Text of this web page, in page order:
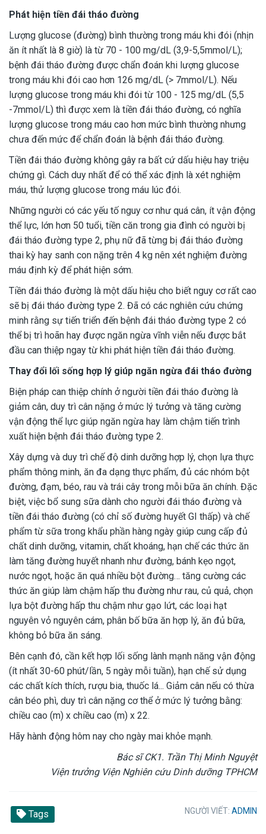
Phát hiện tiền đái tháo đường
Lượng glucose (đường) bình thường trong máu khi đói (nhịn
ăn ít nhất là 8 giờ) là từ 70 - 100 mg/dL (3,9-5,5mmol/L);
bệnh đái tháo đường được chẩn đoán khi lượng glucose
trong máu khi đói cao hơn 126 mg/dL (> 7mmol/L). Nếu
lượng glucose trong máu khi đói từ 100 - 125 mg/dL (5,5
-7mmol/L) thì được xem là tiền đái tháo đường, có nghĩa
lượng glucose trong máu cao hơn mức bình thường nhưng
chưa đến mức để chẩn đoán là bệnh đái tháo đường.
Tiền đái tháo đường không gây ra bất cứ dấu hiệu hay triệu
chứng gì. Cách duy nhất để có thể xác định là xét nghiệm
máu, thử lượng glucose trong máu lúc đói.
Những người có các yếu tố nguy cơ như quá cân, ít vận động
thể lực, lớn hơn 50 tuổi, tiền căn trong gia đình có người bị
đái tháo đường type 2, phụ nữ đã từng bị đái tháo đường
thai kỳ hay sanh con nặng trên 4 kg nên xét nghiệm đường
máu định kỳ để phát hiện sớm.
Tiền đái tháo đường là một dấu hiệu cho biết nguy cơ rất cao
sẽ bị đái tháo đường type 2. Đã có các nghiên cứu chứng
minh rằng sự tiến triển đến bệnh đái tháo đường type 2 có
thể bị trì hoãn hay được ngăn ngừa vĩnh viễn nếu được bắt
đầu can thiệp ngay từ khi phát hiện tiền đái tháo đường.
Thay đổi lối sống hợp lý giúp ngăn ngừa đái tháo đường
Biện pháp can thiệp chính ở người tiền đái tháo đường là
giảm cân, duy trì cân nặng ở mức lý tưởng và tăng cường
vận động thể lực giúp ngăn ngừa hay làm chậm tiến trình
xuất hiện bệnh đái tháo đường type 2.
Xây dựng và duy trì chế độ dinh dưỡng hợp lý, chọn lựa thực
phẩm thông minh, ăn đa dạng thực phẩm, đủ các nhóm bột
đường, đạm, béo, rau và trái cây trong mỗi bữa ăn chính. Đặc
biệt, việc bổ sung sữa dành cho người đái tháo đường và
tiền đái tháo đường (có chỉ số đường huyết GI thấp) và chế
phẩm từ sữa trong khẩu phần hàng ngày giúp cung cấp đủ
chất dinh dưỡng, vitamin, chất khoáng, hạn chế các thức ăn
làm tăng đường huyết nhanh như đường, bánh kẹo ngọt,
nước ngọt, hoặc ăn quá nhiều bột đường… tăng cường các
thức ăn giúp làm chậm hấp thu đường như rau, củ quả, chọn
lựa bột đường hấp thu chậm như gạo lứt, các loại hạt
nguyên vỏ nguyên cám, phân bố bữa ăn hợp lý, ăn đủ bữa,
không bỏ bữa ăn sáng.
Bên cạnh đó, cần kết hợp lối sống lành mạnh năng vận động
(ít nhất 30-60 phút/lần, 5 ngày mỗi tuần), hạn chế sử dụng
các chất kích thích, rượu bia, thuốc lá... Giảm cân nếu có thừa
cân béo phì, duy trì cân nặng cơ thể ở mức lý tưởng bằng:
chiều cao (m) x chiều cao (m) x 22.
Hãy hành động hôm nay cho ngày mai khỏe mạnh.
Bác sĩ CK1. Trần Thị Minh Nguyệt
Viện trưởng Viện Nghiên cứu Dinh dưỡng TPHCM
Tags NGƯỜI VIẾT: ADMIN